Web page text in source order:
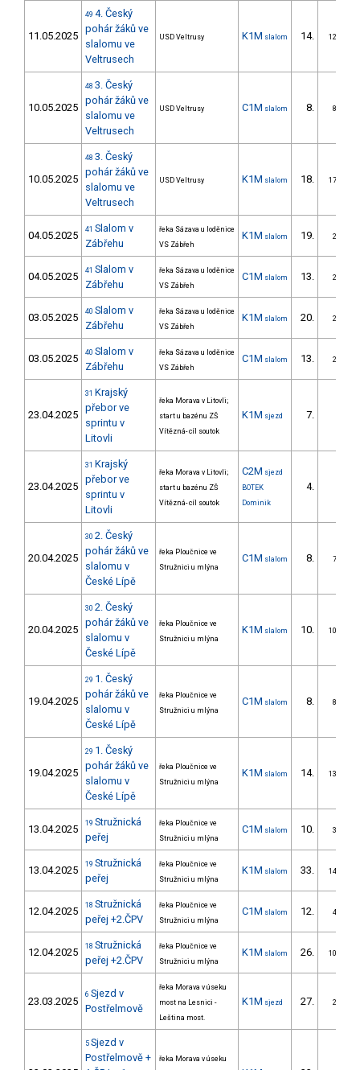
11.05.2025
49 4. Český
pohár žáků ve
slalomu ve
Veltrusech
USD Veltrusy K1M slalom 14. 12/ZS
10.05.2025
48 3. Český
pohár žáků ve
slalomu ve
Veltrusech
USD Veltrusy C1M slalom 8. 8/ZS
10.05.2025
48 3. Český
pohár žáků ve
slalomu ve
Veltrusech
USD Veltrusy K1M slalom 18. 17/ZS
04.05.2025 41 Slalom v
Zábřehu
řeka Sázava u loděnice
VS Zábřeh
K1M slalom 19. 2/ZS
04.05.2025 41 Slalom v
Zábřehu
řeka Sázava u loděnice
VS Zábřeh
C1M slalom 13. 2/ZS
03.05.2025 40 Slalom v
Zábřehu
řeka Sázava u loděnice
VS Zábřeh
K1M slalom 20. 2/ZS
03.05.2025 40 Slalom v
Zábřehu
řeka Sázava u loděnice
VS Zábřeh
C1M slalom 13. 2/ZS
23.04.2025
31 Krajský
přebor ve
sprintu v
Litovli
řeka Morava v Litovli;
start u bazénu ZŠ
Vítězná- cíl soutok
K1M sjezd 7.
23.04.2025
31 Krajský
přebor ve
sprintu v
Litovli
řeka Morava v Litovli;
start u bazénu ZŠ
Vítězná- cíl soutok
C2M sjezd
BOTEK
Dominik
4.
20.04.2025
30 2. Český
pohár žáků ve
slalomu v
České Lípě
řeka Ploučnice ve
Stružnici u mlýna
C1M slalom 8. 7/ZS
20.04.2025
30 2. Český
pohár žáků ve
slalomu v
České Lípě
řeka Ploučnice ve
Stružnici u mlýna
K1M slalom 10. 10/ZS
19.04.2025
29 1. Český
pohár žáků ve
slalomu v
České Lípě
řeka Ploučnice ve
Stružnici u mlýna
C1M slalom 8. 8/ZS
19.04.2025
29 1. Český
pohár žáků ve
slalomu v
České Lípě
řeka Ploučnice ve
Stružnici u mlýna
K1M slalom 14. 13/ZS
13.04.2025 19 Stružnická
peřej
řeka Ploučnice ve
Stružnici u mlýna
C1M slalom 10. 3/ZS
13.04.2025 19 Stružnická
peřej
řeka Ploučnice ve
Stružnici u mlýna
K1M slalom 33. 14/ZS
12.04.2025 18 Stružnická
peřej +2.ČPV
řeka Ploučnice ve
Stružnici u mlýna
C1M slalom 12. 4/ZS
12.04.2025 18 Stružnická
peřej +2.ČPV
řeka Ploučnice ve
Stružnici u mlýna
K1M slalom 26. 10/ZS
23.03.2025
6 Sjezd v
Postřelmově
řeka Morava v úseku
most na Lesnici -
Leština most.
K1M sjezd 27. 2/ZS
5 Sjezd v
Postřelmově +
řeka Morava v úseku